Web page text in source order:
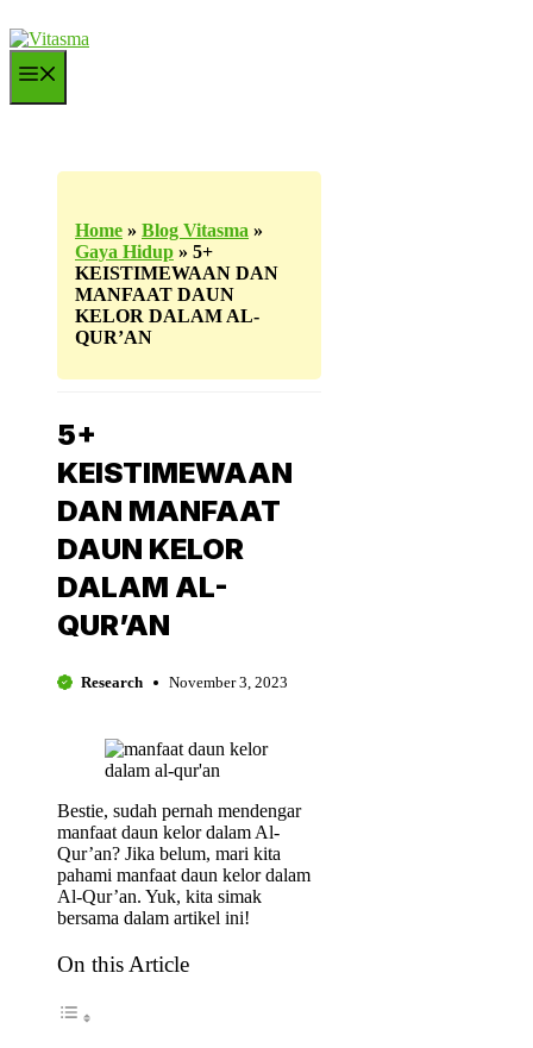
ke
Home » Blog Vitasma »
Gaya Hidup » 5+
KEISTIMEWAAN DAN
MANFAAT DAUN
KELOR DALAM AL-
QUR’AN
5+
KEISTIMEWAAN
DAN MANFAAT
DAUN KELOR
DALAM AL-
QUR’AN
Research November 3, 2023
Bestie, sudah pernah mendengar
manfaat daun kelor dalam Al-
Qur’an? Jika belum, mari kita
pahami manfaat daun kelor dalam
Al-Qur’an. Yuk, kita simak
bersama dalam artikel ini!
On this Article